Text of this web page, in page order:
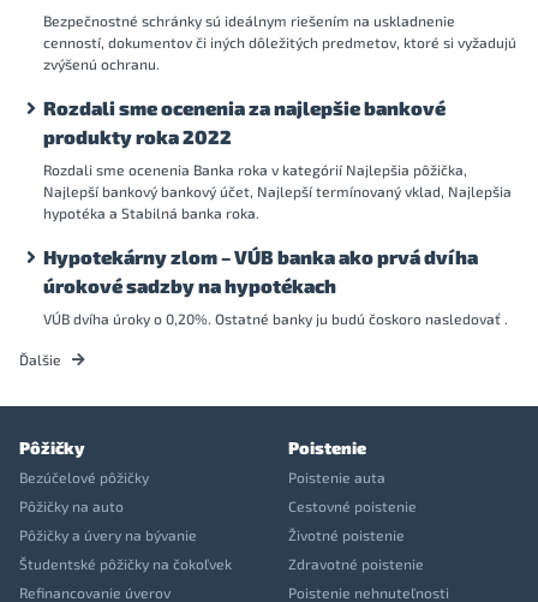
Bezpečnostné schránky sú ideálnym riešením na uskladnenie
cenností, dokumentov či iných dôležitých predmetov, ktoré si vyžadujú
zvýšenú ochranu.
Rozdali sme ocenenia za najlepšie bankové
produkty roka 2022
Rozdali sme ocenenia Banka roka v kategórií Najlepšia pôžička,
Najlepší bankový bankový účet, Najlepší termínovaný vklad, Najlepšia
hypotéka a Stabilná banka roka.
Hypotekárny zlom – VÚB banka ako prvá dvíha
úrokové sadzby na hypotékach
VÚB dvíha úroky o 0,20%. Ostatné banky ju budú čoskoro nasledovať .
Ďalšie
Pôžičky
Bezúčelové pôžičky
Pôžičky na auto
Pôžičky a úvery na bývanie
Študentské pôžičky na čokoľvek
Refinancovanie úverov
Poistenie
Poistenie auta
Cestovné poistenie
Životné poistenie
Zdravotné poistenie
Poistenie nehnuteľnosti